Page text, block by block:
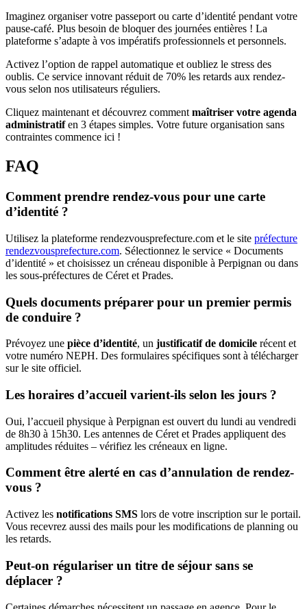
Imaginez organiser votre passeport ou carte d’identité pendant votre
pause-café. Plus besoin de bloquer des journées entières ! La
plateforme s’adapte à vos impératifs professionnels et personnels.
Activez l’option de rappel automatique et oubliez le stress des
oublis. Ce service innovant réduit de 70% les retards aux rendez-
vous selon nos utilisateurs réguliers.
Cliquez maintenant et découvrez comment maîtriser votre agenda
administratifen 3 étapes simples. Votre future organisation sans
contraintes commence ici !
FAQ
Comment prendre rendez-vous pour une carte
d’identité ?
Utilisez la plateforme rendezvousprefecture.com et le site préfecture
rendezvousprefecture.com. Sélectionnez le service « Documents
d’identité » et choisissez un créneau disponible à Perpignan ou dans
les sous-préfectures de Céret et Prades.
Quels documents préparer pour un premier permis
de conduire ?
Prévoyez une pièce d’identité, un justificatif de domicile récent et
votre numéro NEPH. Des formulaires spécifiques sont à télécharger
sur le site officiel.
Les horaires d’accueil varient-ils selon les jours ?
Oui, l’accueil physique à Perpignan est ouvert du lundi au vendredi
de 8h30 à 15h30. Les antennes de Céret et Prades appliquent des
amplitudes réduites – vérifiez les créneaux en ligne.
Comment être alerté en cas d’annulation de rendez-
vous ?
Activez les notifications SMS lors de votre inscription sur le portail.
Vous recevrez aussi des mails pour les modifications de planning ou
les retards.
Peut-on régulariser un titre de séjour sans se
déplacer ?